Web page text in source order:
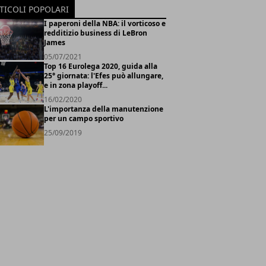
POPOLARI
I paperoni della NBA: il vorticoso e
redditizio business di LeBron
James
05/07/2021
Top 16 Eurolega 2020, guida alla
25° giornata: l'Efes può allungare,
e in zona playoff...
16/02/2020
L'importanza della manutenzione
per un campo sportivo
25/09/2019